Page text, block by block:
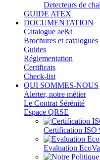
Detecteurs de
GUIDE ATEX
DOCUMENTATION
Catalogue ae&t
Brochures et catalogues
Guides
Réglementation
Certificats
Check-list
QUI SOMMES-NOUS
Alerter, notre métier
Le Contrat Sérénité
Espace QRSE
Certification ISO
Evaluation